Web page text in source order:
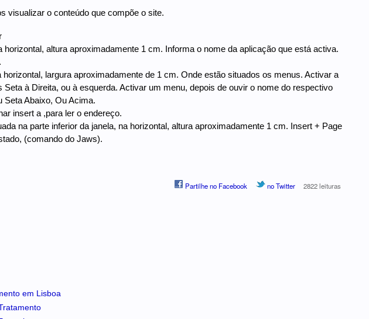
visualizar o conteúdo que compõe o site.
altura aproximadamente 1 cm. Informa o nome da aplicação que está activa.
largura aproximadamente de 1 cm. Onde estão situados os menus. Activar a
à Direita, ou à esquerda. Activar um menu, depois de ouvir o nome do respectivo
Seta Abaixo, Ou Acima.
insert a ,para ler o endereço.
na parte inferior da janela, na horizontal, altura aproximadamente 1 cm. Insert + Page
(comando do Jaws).
Partilhe no Facebook no Twitter 2822 leituras
em Lisboa